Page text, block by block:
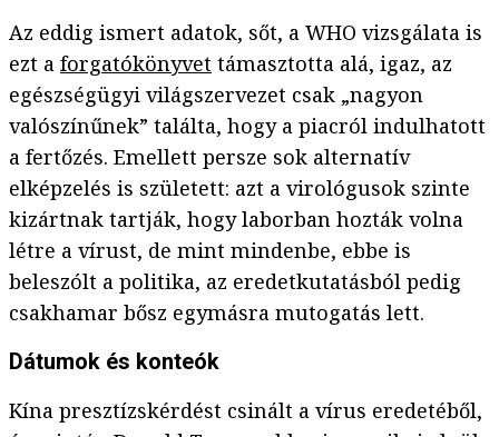
Az eddig ismert adatok, sőt, a WHO vizsgálata is
ezt a forgatókönyvet támasztotta alá, igaz, az
egészségügyi világszervezet csak „nagyon
valószínűnek” találta, hogy a piacról indulhatott
a fertőzés. Emellett persze sok alternatív
elképzelés is született: azt a virológusok szinte
kizártnak tartják, hogy laborban hozták volna
létre a vírust, de mint mindenbe, ebbe is
beleszólt a politika, az eredetkutatásból pedig
csakhamar bősz egymásra mutogatás lett.
Dátumok és konteók
Kína presztízskérdést csinált a vírus eredetéből,